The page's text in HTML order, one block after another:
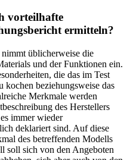
vorteilhafte
ermitteln?
üblicherweise die
und der Funktionen ein.
die das im Test
beziehungsweise das
Merkmale werden
des Herstellers
immer wieder
deklariert sind. Auf diese
des betreffenden Modells
soll sich von den Angeboten